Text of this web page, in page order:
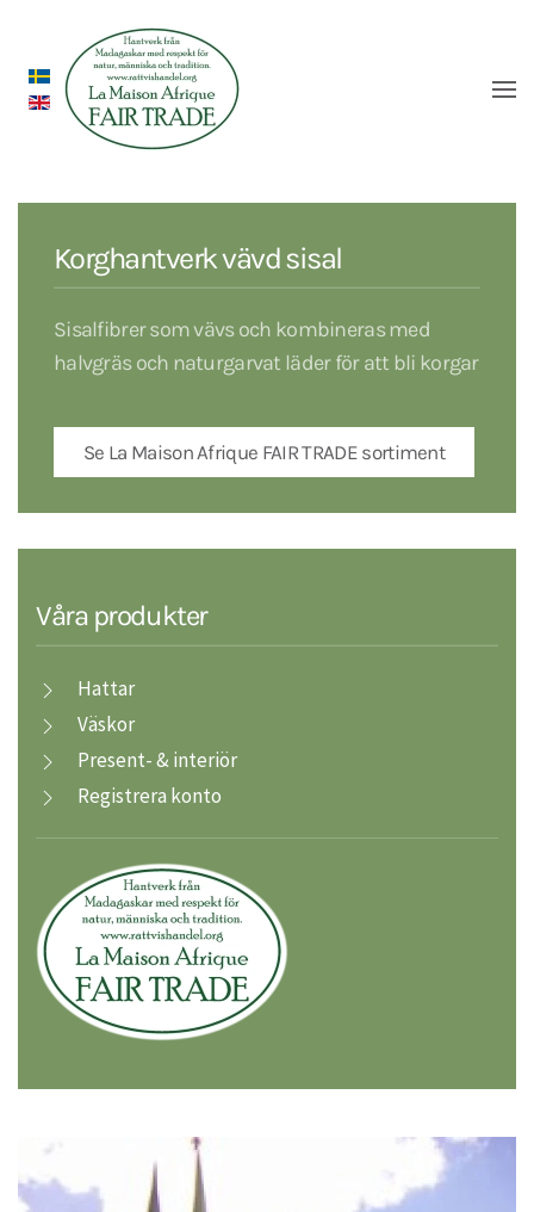
Korghantverk vävd sisal
Sisalfibrer som vävs och kombineras med
halvgräs och naturgarvat läder för att bli korgar
Se La Maison Afrique FAIR TRADE sortiment
Våra produkter
Hattar
Väskor
Present- & interiör
Registrera konto